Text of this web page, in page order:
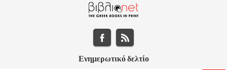
Ενημερωτικό δελτίο